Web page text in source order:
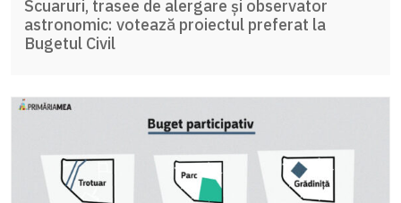
Scuaruri, trasee de alergare și observator
astronomic: votează proiectul preferat la
Bugetul Civil